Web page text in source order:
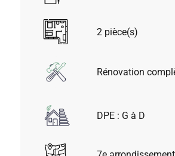
2 pièce(s)
Rénovation
DPE : G à D